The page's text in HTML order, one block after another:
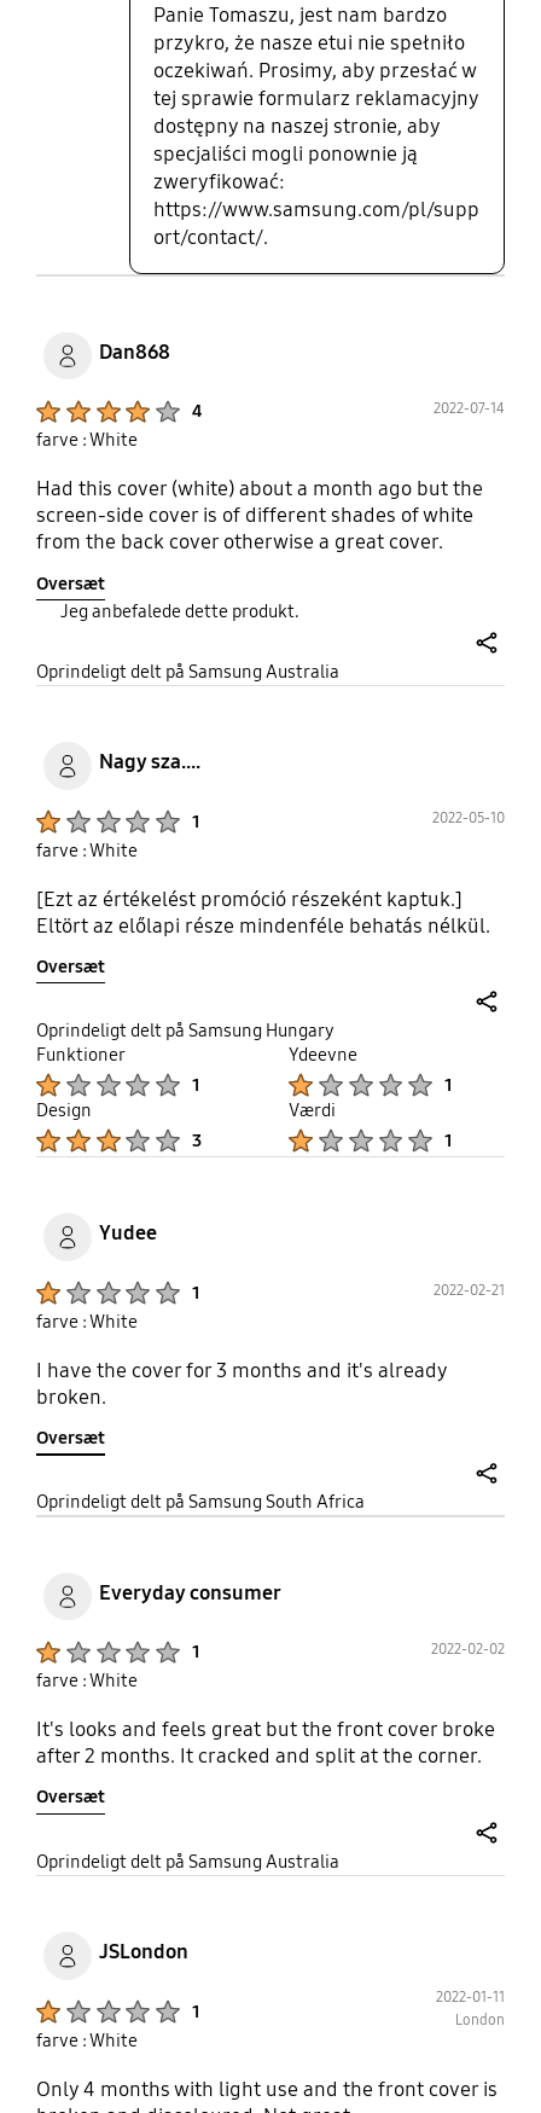
Panie Tomaszu, jest nam bardzo
przykro, że nasze etui nie spełniło
oczekiwań. Prosimy, aby przesłać w
tej sprawie formularz reklamacyjny
dostępny na naszej stronie, aby
specjaliści mogli ponownie ją
zweryfikować:
https://www.samsung.com/pl/supp
ort/contact/.
Dan868
4 2022-07-14
farve : White
Had this cover (white) about a month ago but the
screen-side cover is of different shades of white
from the back cover otherwise a great cover.
Oversæt
Jeg anbefalede dette produkt.
Oprindeligt delt på Samsung Australia
Nagy sza....
1 2022-05-10
farve : White
[Ezt az értékelést promóció részeként kaptuk.]
Eltört az előlapi része mindenféle behatás nélkül.
Oversæt
Oprindeligt delt på Samsung Hungary
Funktioner
1
Ydeevne
1
Design
3
Værdi
1
Yudee
1 2022-02-21
farve : White
I have the cover for 3 months and it's already
broken.
Oversæt
Oprindeligt delt på Samsung South Africa
Everyday consumer
1 2022-02-02
farve : White
It's looks and feels great but the front cover broke
after 2 months. It cracked and split at the corner.
Oversæt
Oprindeligt delt på Samsung Australia
JSLondon
1
2022-01-11
London
farve : White
Only 4 months with light use and the front cover is